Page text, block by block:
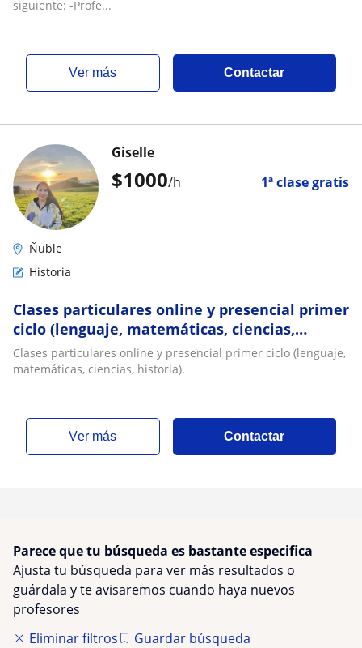
siguiente: -Profe...
ver más Contactar
$1000/h 1ª clase gratis
Giselle
Ñuble
Historia
Clases particulares online y presencial primer
ciclo (lenguaje, matemáticas, ciencias,
historia)
Clases particulares online y presencial primer ciclo (lenguaje,
matemáticas, ciencias, historia).
ver más Contactar
Parece que tu búsqueda es bastante especifica
Ajusta tu búsqueda para ver más resultados o
guárdala y te avisaremos cuando haya nuevos
profesores
Eliminar filtros
Guardar búsqueda